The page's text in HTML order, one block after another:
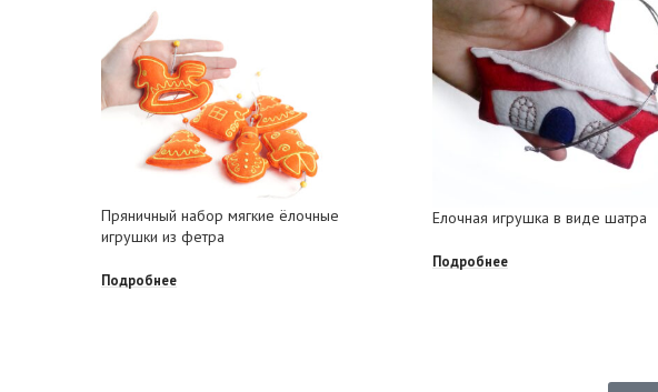
Пряничный набор мягкие ёлочные
игрушки из фетра
Подробнее
Елочная игрушка в виде шатра
Подробнее